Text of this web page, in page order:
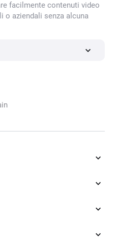
filigrana AI
facilmente contenuti video
o aziendali senza alcuna